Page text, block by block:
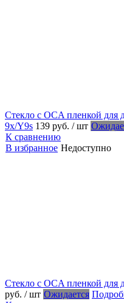
Стекло с OCA пленкой для
9x/Y9s 139 руб. / шт
К сравнению
В избранное Недоступно
Стекло с OCA пленкой для
руб. / шт Ожидается